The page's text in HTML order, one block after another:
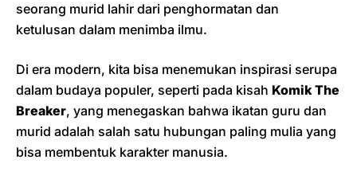
seorang murid lahir dari penghormatan dan
ketulusan dalam menimba ilmu.
Di era modern, kita bisa menemukan inspirasi serupa
dalam budaya populer, seperti pada kisah Komik The
Breaker, yang menegaskan bahwa ikatan guru dan
murid adalah salah satu hubungan paling mulia yang
bisa membentuk karakter manusia.